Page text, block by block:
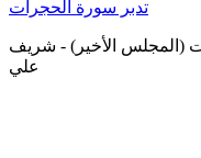
تدبر سورة الحجرات
(المجلس الأخير) - شريف
علي